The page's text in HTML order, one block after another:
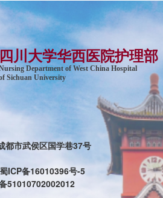
川大学华西医院护理部
Department of West China Hospital
Sichuan University
都市武侯区国学巷37号
ICP备16010396号-5
51010702002012